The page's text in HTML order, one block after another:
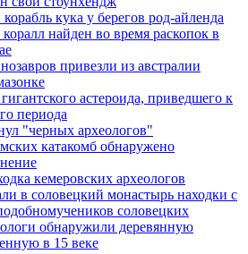
кука у берегов род-айленда
найден во время раскопок в
привезли из австралии
астероида, приведшего к
периода
"черных археологов"
катакомб обнаружено
кемеровских археологов
в соловецкий монастырь находки с
соловецких
обнаружили деревянную
в 15 веке